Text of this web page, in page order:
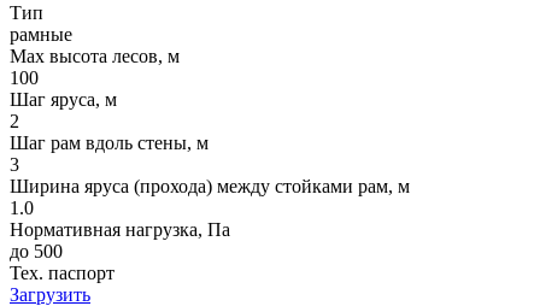
Тип
рамные
Max высота лесов, м
100
Шаг яруса, м
2
Шаг рам вдоль стены, м
3
Ширина яруса (прохода) между стойками рам, м
1.0
Нормативная нагрузка, Па
до 500
Тех. паспорт
Загрузить